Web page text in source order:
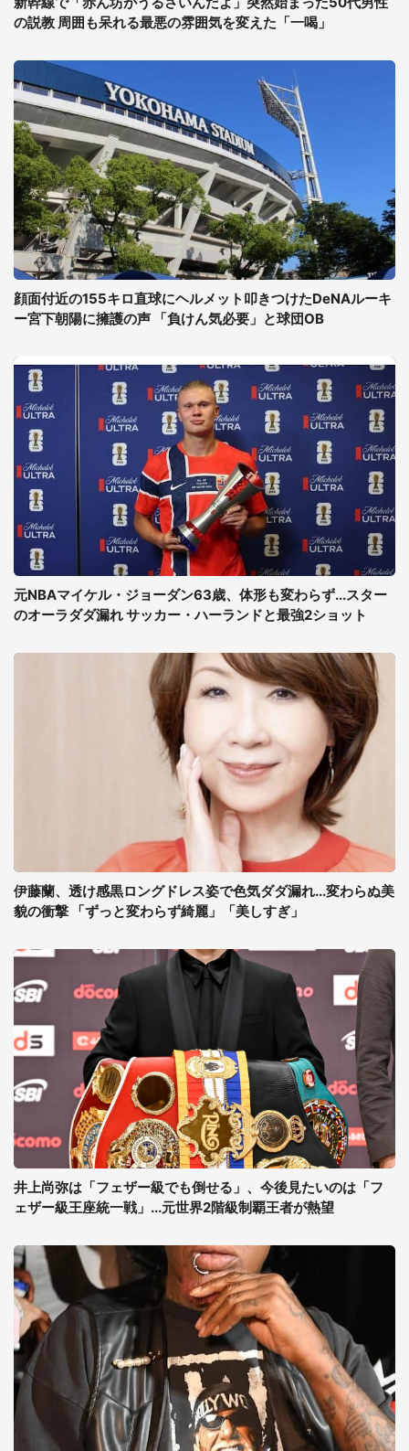
の説教 周囲も呆れる最悪の雰囲気を変えた「一喝」
顔面付近の155キロ直球にヘルメット叩きつけたDeNAルーキ
ー宮下朝陽に擁護の声 「負けん気必要」と球団OB
元NBAマイケル・ジョーダン63歳、体形も変わらず...スター
のオーラダダ漏れ サッカー・ハーランドと最強2ショット
伊藤蘭、透け感黒ロングドレス姿で色気ダダ漏れ...変わらぬ美
貌の衝撃 「ずっと変わらず綺麗」「美しすぎ」
井上尚弥は「フェザー級でも倒せる」、今後見たいのは「フ
ェザー級王座統一戦」...元世界2階級制覇王者が熱望